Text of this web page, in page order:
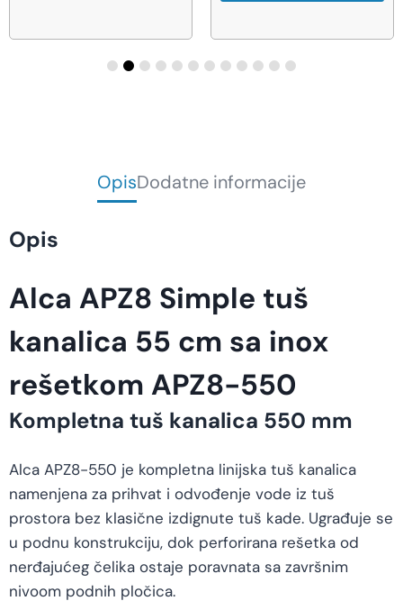
OpisDodatne informacije
Opis
Alca APZ8 Simple tuš
kanalica 55 cm sa inox
rešetkom APZ8-550
Kompletna tuš kanalica 550 mm
Alca APZ8-550 je kompletna linijska tuš kanalica
namenjena za prihvat i odvođenje vode iz tuš
prostora bez klasične izdignute tuš kade. Ugrađuje se
u podnu konstrukciju, dok perforirana rešetka od
nerđajućeg čelika ostaje poravnata sa završnim
nivoom podnih pločica.